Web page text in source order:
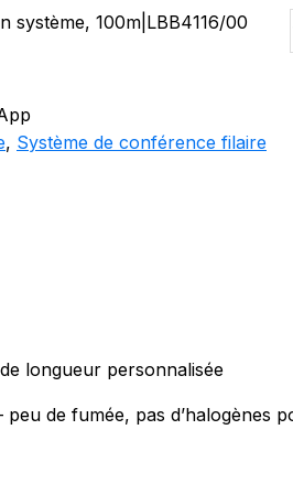
système, 100m|LBB4116/00
, Système de conférence filaire
longueur personnalisée
de fumée, pas